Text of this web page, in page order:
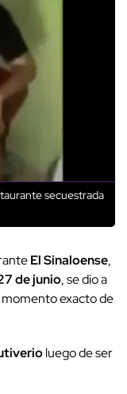
secuestrada
El Sinaloense,
de junio, se dio a
exacto de
luego de ser